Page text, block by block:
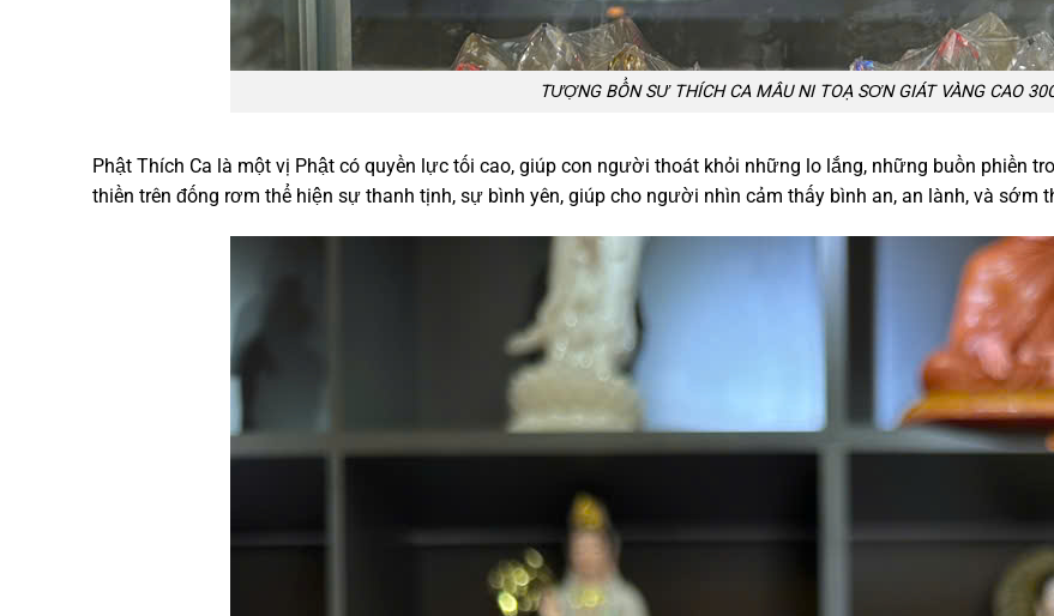
TƯỢNG BỔN SƯ THÍCH CA MÂU NI TOẠ SƠN GIÁT VÀNG CAO
Phật Thích Ca là một vị Phật có quyền lực tối cao, giúp con người thoát khỏi những lo lắng, những buồn phiền
thiền trên đống rơm thể hiện sự thanh tịnh, sự bình yên, giúp cho người nhìn cảm thấy bình an, an lành, và sớm